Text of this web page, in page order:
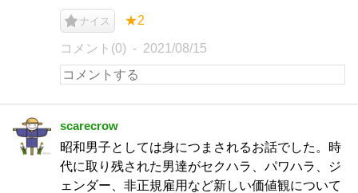
ナイス ★2
コメント(0) 2021/08/15
scarecrow
昭和男子としては身につまされるお話でした。時
代に取り残された男達がセクハラ、パワハラ、ジ
ェンダー、非正規雇用など新しい価値観について